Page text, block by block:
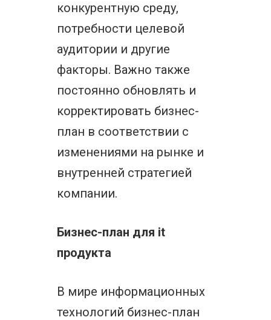
конкурентную среду,
потребности целевой
аудитории и другие
факторы. Важно также
постоянно обновлять и
корректировать бизнес-
план в соответствии с
изменениями на рынке и
внутренней стратегией
компании.
Бизнес-план для it
продукта
В мире информационных
технологий бизнес-план